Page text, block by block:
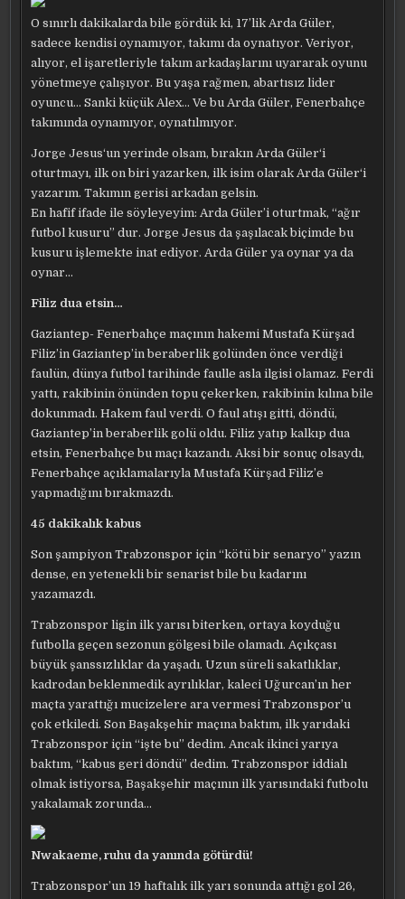
O sınırlı dakikalarda bile gördük ki, 17’lik Arda Güler,
sadece kendisi oynamıyor, takımı da oynatıyor. Veriyor,
alıyor, el işaretleriyle takım arkadaşlarını uyararak oyunu
yönetmeye çalışıyor. Bu yaşa rağmen, abartısız lider
oyuncu… Sanki küçük Alex… Ve bu Arda Güler, Fenerbahçe
takımında oynamıyor, oynatılmıyor.
Jorge Jesus‘un yerinde olsam, bırakın Arda Güler‘i
oturtmayı, ilk on biri yazarken, ilk isim olarak Arda Güler‘i
yazarım. Takımın gerisi arkadan gelsin.
En hafif ifade ile söyleyeyim: Arda Güler’i oturtmak, “ağır
futbol kusuru” dur. Jorge Jesus da şaşılacak biçimde bu
kusuru işlemekte inat ediyor. Arda Güler ya oynar ya da
oynar…
Filiz dua etsin…
Gaziantep- Fenerbahçe maçının hakemi Mustafa Kürşad
Filiz’in Gaziantep’in beraberlik golünden önce verdiği
faulün, dünya futbol tarihinde faulle asla ilgisi olamaz. Ferdi
yattı, rakibinin önünden topu çekerken, rakibinin kılına bile
dokunmadı. Hakem faul verdi. O faul atışı gitti, döndü,
Gaziantep’in beraberlik golü oldu. Filiz yatıp kalkıp dua
etsin, Fenerbahçe bu maçı kazandı. Aksi bir sonuç olsaydı,
Fenerbahçe açıklamalarıyla Mustafa Kürşad Filiz’e
yapmadığını bırakmazdı.
45 dakikalık kabus
Son şampiyon Trabzonspor için “kötü bir senaryo” yazın
dense, en yetenekli bir senarist bile bu kadarını
yazamazdı.
Trabzonspor ligin ilk yarısı biterken, ortaya koyduğu
futbolla geçen sezonun gölgesi bile olamadı. Açıkçası
büyük şanssızlıklar da yaşadı. Uzun süreli sakatlıklar,
kadrodan beklenmedik ayrılıklar, kaleci Uğurcan’ın her
maçta yarattığı mucizelere ara vermesi Trabzonspor’u
çok etkiledi. Son Başakşehir maçına baktım, ilk yarıdaki
Trabzonspor için “işte bu” dedim. Ancak ikinci yarıya
baktım, “kabus geri döndü” dedim. Trabzonspor iddialı
olmak istiyorsa, Başakşehir maçının ilk yarısındaki futbolu
yakalamak zorunda…
Nwakaeme, ruhu da yanında götürdü!
Trabzonspor’un 19 haftalık ilk yarı sonunda attığı gol 26,